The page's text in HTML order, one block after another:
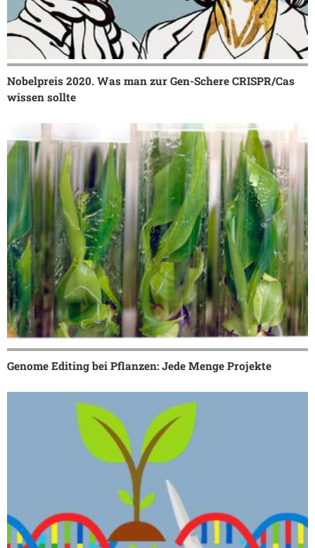
Nobelpreis 2020. Was man zur Gen-Schere CRISPR/Cas
wissen sollte
Genome Editing bei Pflanzen: Jede Menge Projekte